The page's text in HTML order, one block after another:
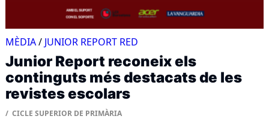
MÈDIA/ JUNIOR REPORT RED
Junior Report reconeix els
continguts més destacats de les
revistes escolars
CICLE SUPERIOR DE PRIMÀRIA